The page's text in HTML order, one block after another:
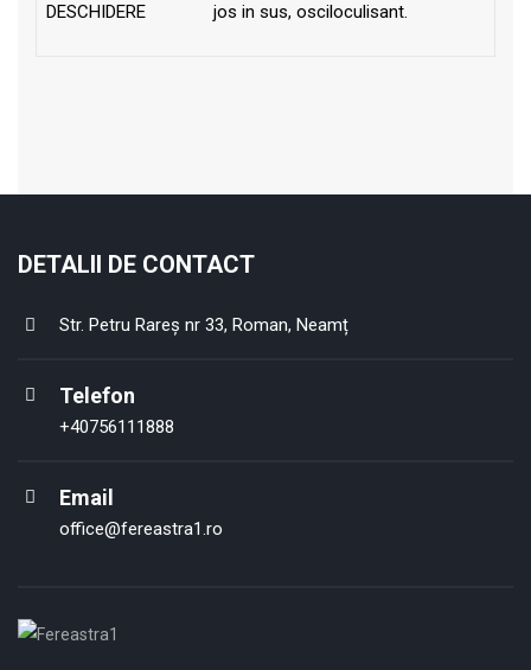
DESCHIDERE
jos in sus, osciloculisant.
DETALII DE CONTACT
Str. Petru Rareș nr 33, Roman, Neamț
Telefon
+40756111888
Email
office@fereastra1.ro